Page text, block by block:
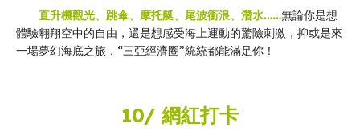
直升機觀光、跳傘、摩托艇、尾波衝浪、潛水……無論你是想
體驗翱翔空中的自由，還是想感受海上運動的驚險刺激，抑或是來
一場夢幻海底之旅，“三亞經濟圈”統統都能滿足你！
10/ 網紅打卡